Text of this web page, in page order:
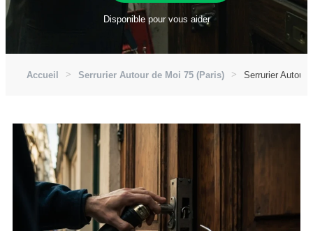
Disponible pour vous aider
Accueil Serrurier Autour de Moi 75 (Paris) Serrurier Autour